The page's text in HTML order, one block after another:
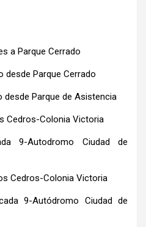
a Parque Cerrado
desde Parque Cerrado
desde Parque de Asistencia
Cedros-Colonia Victoria
9-Autodromo Ciudad de
Cedros-Colonia Victoria
9-Autódromo Ciudad de